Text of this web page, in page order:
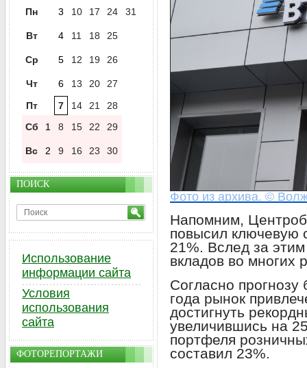
Фото из архива. ©
Напомним,
повысил ключевую
21%. Вслед за
вкладов во многих
Согласно прогнозу
года рынок
достигнуть
увеличившись на
портфеля
составил 23%.
Пн 3 10 17 24 31
Вт 4 11 18 25
Ср 5 12 19 26
Чт 6 13 20
27
Пт
7 14 21
28
Сб
1 8 15 22 29
Вс 2 9 16 23 30
ПОИСК
Использование
информации сайта
Условия
использования
сайта
ФОТОРЕПОРТАЖИ